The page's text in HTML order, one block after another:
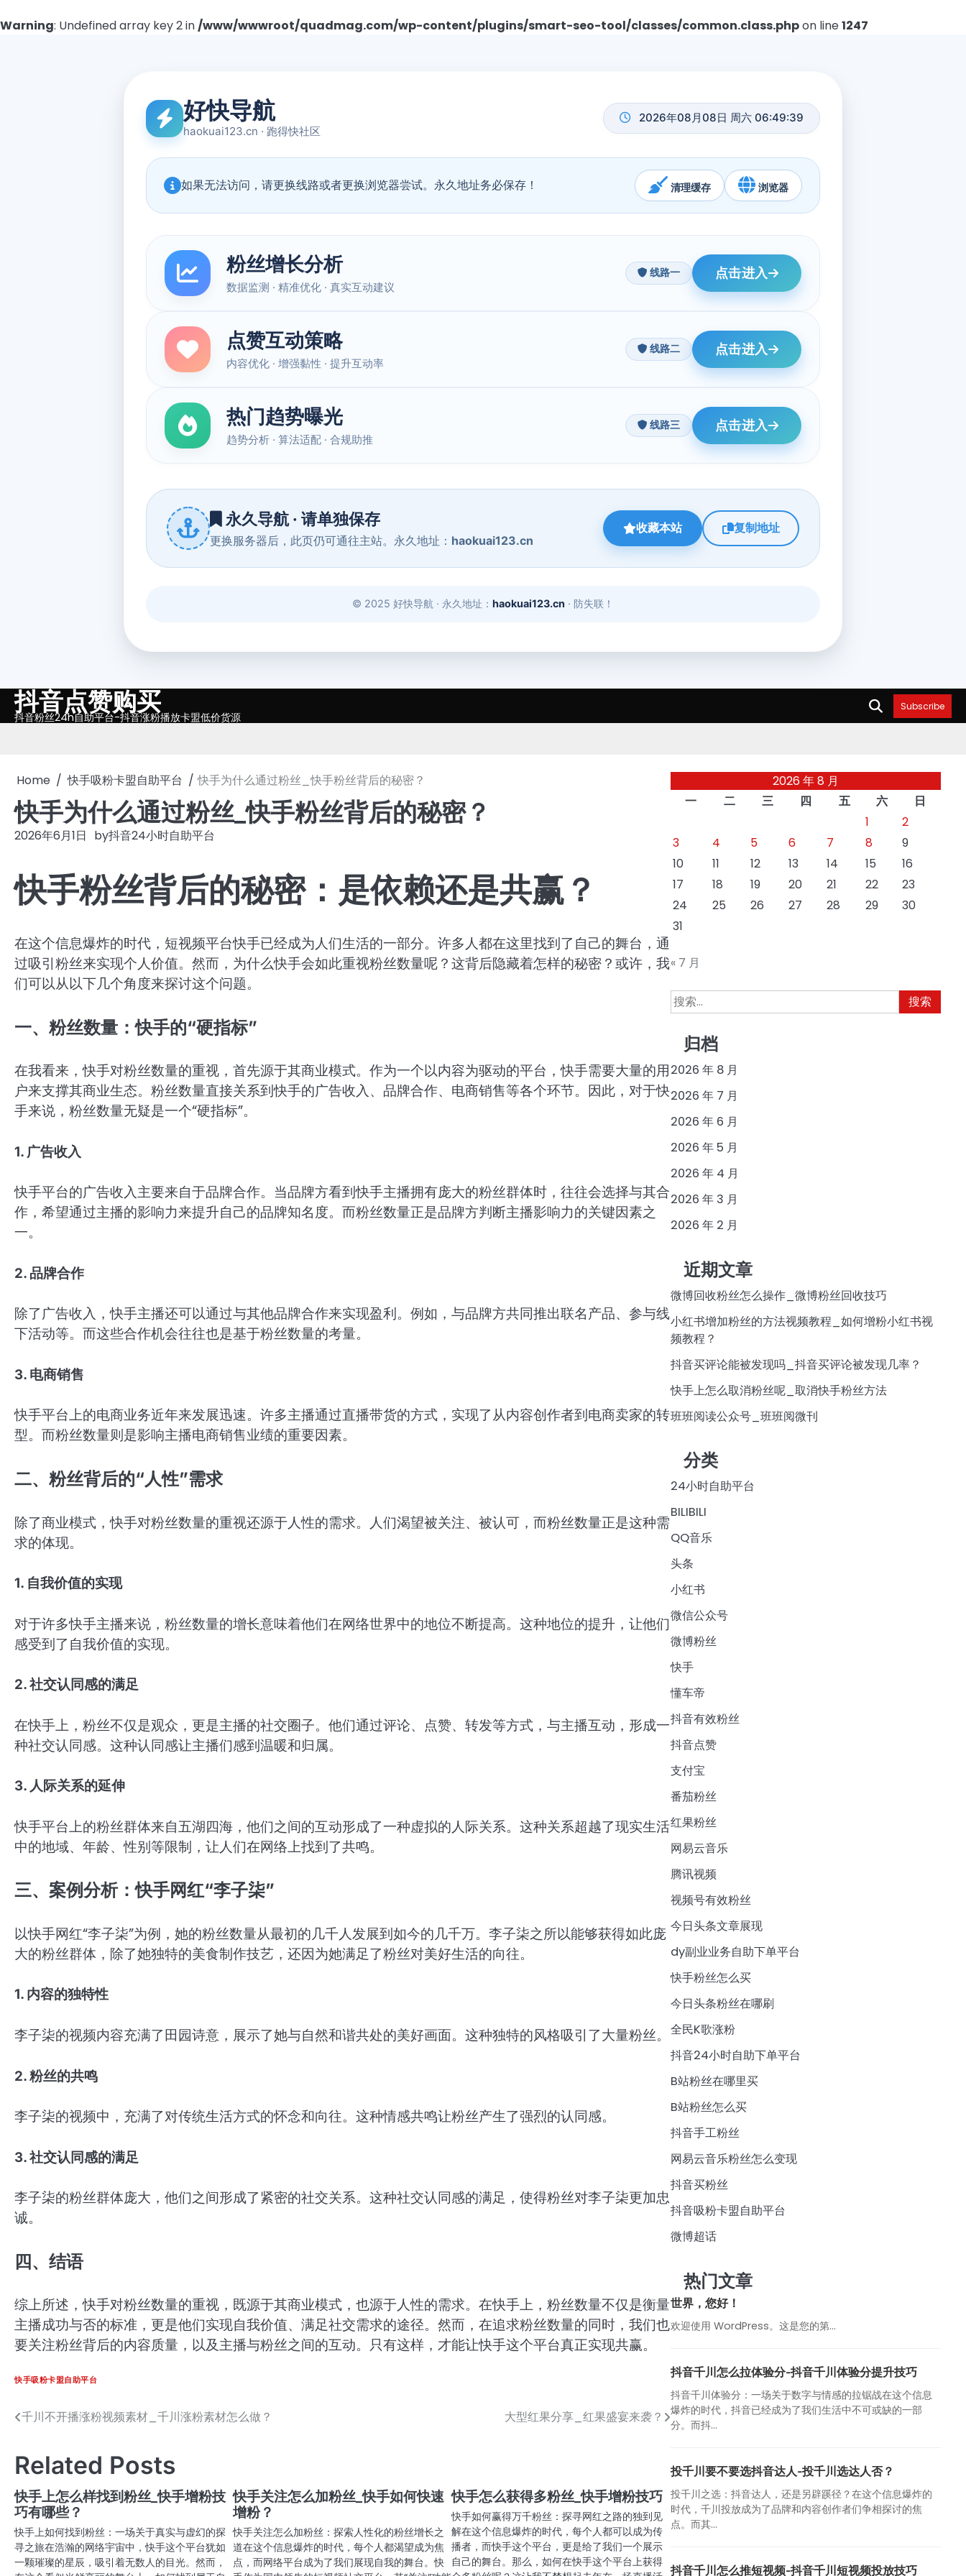
Warning: Undefined array key 2 in/www/wwwroot/quadmag.com/wp-content/plugins/smart-seo-tool/classes/common.class.phpon line1247
Skip抖音点赞购买
抖音粉丝24h自助平台-抖音涨粉播放卡盟低价货源
Subscribe
Home 快手吸粉卡盟自助平台 快手为什么通过粉丝_快手粉丝背后的秘密？
快手为什么通过粉丝_快手粉丝背后的秘密？
2026年6月1日 by抖音24小时自助平台
快手粉丝背后的秘密：是依赖还是共赢？
在这个信息爆炸的时代，短视频平台快手已经成为人们生活的一部分。许多人都在这里找到了自己的舞台，通
过吸引粉丝来实现个人价值。然而，为什么快手会如此重视粉丝数量呢？这背后隐藏着怎样的秘密？或许，我
们可以从以下几个角度来探讨这个问题。
一、粉丝数量：快手的“硬指标”
在我看来，快手对粉丝数量的重视，首先源于其商业模式。作为一个以内容为驱动的平台，快手需要大量的用
户来支撑其商业生态。粉丝数量直接关系到快手的广告收入、品牌合作、电商销售等各个环节。因此，对于快
手来说，粉丝数量无疑是一个“硬指标”。
1. 广告收入
快手平台的广告收入主要来自于品牌合作。当品牌方看到快手主播拥有庞大的粉丝群体时，往往会选择与其合
作，希望通过主播的影响力来提升自己的品牌知名度。而粉丝数量正是品牌方判断主播影响力的关键因素之
一。
2. 品牌合作
除了广告收入，快手主播还可以通过与其他品牌合作来实现盈利。例如，与品牌方共同推出联名产品、参与线
下活动等。而这些合作机会往往也是基于粉丝数量的考量。
3. 电商销售
快手平台上的电商业务近年来发展迅速。许多主播通过直播带货的方式，实现了从内容创作者到电商卖家的转
型。而粉丝数量则是影响主播电商销售业绩的重要因素。
二、粉丝背后的“人性”需求
除了商业模式，快手对粉丝数量的重视还源于人性的需求。人们渴望被关注、被认可，而粉丝数量正是这种需
求的体现。
1. 自我价值的实现
对于许多快手主播来说，粉丝数量的增长意味着他们在网络世界中的地位不断提高。这种地位的提升，让他们
感受到了自我价值的实现。
2. 社交认同感的满足
在快手上，粉丝不仅是观众，更是主播的社交圈子。他们通过评论、点赞、转发等方式，与主播互动，形成一
种社交认同感。这种认同感让主播们感到温暖和归属。
3. 人际关系的延伸
快手平台上的粉丝群体来自五湖四海，他们之间的互动形成了一种虚拟的人际关系。这种关系超越了现实生活
中的地域、年龄、性别等限制，让人们在网络上找到了共鸣。
三、案例分析：快手网红“李子柒”
以快手网红“李子柒”为例，她的粉丝数量从最初的几千人发展到如今的几千万。李子柒之所以能够获得如此庞
大的粉丝群体，除了她独特的美食制作技艺，还因为她满足了粉丝对美好生活的向往。
1. 内容的独特性
李子柒的视频内容充满了田园诗意，展示了她与自然和谐共处的美好画面。这种独特的风格吸引了大量粉丝。
2. 粉丝的共鸣
李子柒的视频中，充满了对传统生活方式的怀念和向往。这种情感共鸣让粉丝产生了强烈的认同感。
3. 社交认同感的满足
李子柒的粉丝群体庞大，他们之间形成了紧密的社交关系。这种社交认同感的满足，使得粉丝对李子柒更加忠
诚。
四、结语
综上所述，快手对粉丝数量的重视，既源于其商业模式，也源于人性的需求。在快手上，粉丝数量不仅是衡量
主播成功与否的标准，更是他们实现自我价值、满足社交需求的途径。然而，在追求粉丝数量的同时，我们也
要关注粉丝背后的内容质量，以及主播与粉丝之间的互动。只有这样，才能让快手这个平台真正实现共赢。
快手吸粉卡盟自助平台
文
导
航
千川不开播涨粉视频素材_千川涨粉素材怎么做？ 大型红果分享_红果盛宴来袭？
Related Posts
快手上怎么样找到粉丝_快手增粉技
巧有哪些？
快手上如何找到粉丝：一场关于真实与虚幻的探
寻之旅在浩瀚的网络宇宙中，快手这个平台犹如
一颗璀璨的星辰，吸引着无数人的目光。然而，
快手关注怎么加粉丝_快手如何快速
增粉？
快手关注怎么加粉丝：探索人性化的粉丝增长之
道在这个信息爆炸的时代，每个人都渴望成为焦
点，而网络平台成为了我们展现自我的舞台。快
快手怎么获得多粉丝_快手增粉技巧
快手如何赢得万千粉丝：探寻网红之路的独到见
解在这个信息爆炸的时代，每个人都可以成为传
播者，而快手这个平台，更是给了我们一个展示
自己的舞台。那么，如何在快手这个平台上获得
2026 年 8 月
一
二 三 四 五 六
日
1
2
3
4 5 6 7 8
9
10
11 12 13 14 15
16
17
18 19 20 21 22
23
24
25 26 27 28 29
30
31
« 7 月
搜
索：
归档
2026 年 8 月
2026 年 7 月
2026 年 6 月
2026 年 5 月
2026 年 4 月
2026 年 3 月
2026 年 2 月
近期文章
微博回收粉丝怎么操作_微博粉丝回收技巧
小红书增加粉丝的方法视频教程_如何增粉小红书视
频教程？
抖音买评论能被发现吗_抖音买评论被发现几率？
快手上怎么取消粉丝呢_取消快手粉丝方法
班班阅读公众号_班班阅微刊
分类
24小时自助平台
BILIBILI
QQ音乐
头条
小红书
微信公众号
微博粉丝
快手
懂车帝
抖音有效粉丝
抖音点赞
支付宝
番茄粉丝
红果粉丝
网易云音乐
腾讯视频
视频号有效粉丝
今日头条文章展现
dy副业业务自助下单平台
快手粉丝怎么买
今日头条粉丝在哪刷
全民K歌涨粉
抖音24小时自助下单平台
B站粉丝在哪里买
B站粉丝怎么买
抖音手工粉丝
网易云音乐粉丝怎么变现
抖音买粉丝
抖音吸粉卡盟自助平台
微博超话
热门文章
世界，您好！
欢迎使用 WordPress。这是您的第…
抖音千川怎么拉体验分-抖音千川体验分提升技巧
抖音千川体验分：一场关于数字与情感的拉锯战在这个信息
爆炸的时代，抖音已经成为了我们生活中不可或缺的一部
分。而抖...
投千川要不要选抖音达人-投千川选达人否？
投千川之选：抖音达人，还是另辟蹊径？在这个信息爆炸的
时代，千川投放成为了品牌和内容创作者们争相探讨的焦
点。而其...
抖音千川怎么推短视频-抖音千川短视频投放技巧